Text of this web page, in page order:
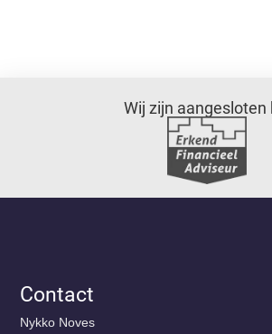
Wij zijn aangesloten
Contact
Nykko Noves